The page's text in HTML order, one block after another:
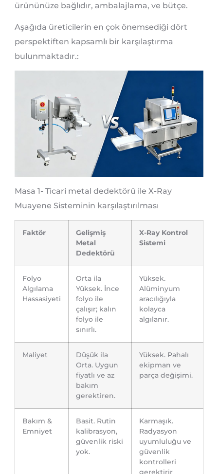
ürününüze bağlıdır, ambalajlama, ve bütçe.
Aşağıda üreticilerin en çok önemsediği dört
perspektiften kapsamlı bir karşılaştırma
bulunmaktadır.:
Masa 1- Ticari metal dedektörü ile X-Ray
Muayene Sisteminin karşılaştırılması
Faktör
Gelişmiş
Metal
Dedektörü
X-Ray Kontrol
Sistemi
Folyo
Algılama
Hassasiyeti
Orta ila
Yüksek. İnce
folyo ile
çalışır; kalın
folyo ile
sınırlı.
Yüksek.
Alüminyum
aracılığıyla
kolayca
algılanır.
Maliyet
Düşük ila
Orta. Uygun
fiyatlı ve az
bakım
gerektiren.
Yüksek. Pahalı
ekipman ve
parça değişimi.
Bakım &
Emniyet
Basit. Rutin
kalibrasyon,
güvenlik riski
yok.
Karmaşık.
Radyasyon
uyumluluğu ve
güvenlik
kontrolleri
gerektirir